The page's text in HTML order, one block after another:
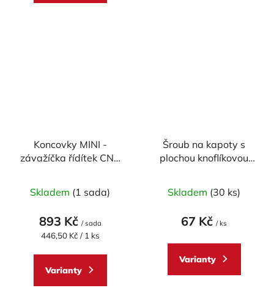
Koncovky MINI -
závažíčka řídítek CNC
Skladem (1 sada)
893 Kč / sada
Měrná
446,50 Kč / 1 ks
Varianty
Šroub na kapoty s
plochou knoflíkovou
Skladem (30 ks)
67 Kč / ks
Varianty